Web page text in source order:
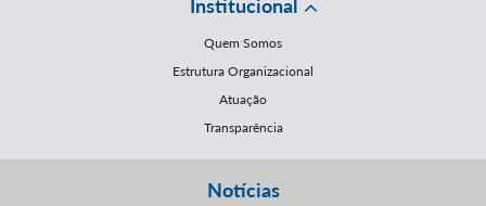
Institucional
Quem Somos
Estrutura Organizacional
Atuação
Transparência
Notícias